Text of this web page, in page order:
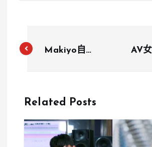
Makiyo自爆
引發驚喜
AV
Related Posts